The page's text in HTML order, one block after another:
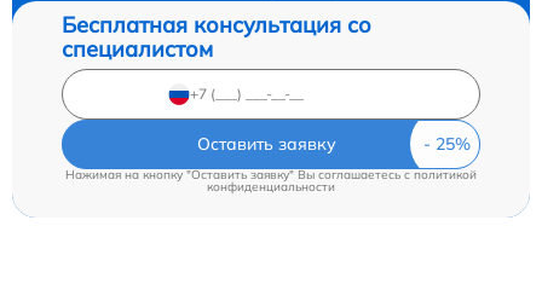
Бесплатная консультация со
специалистом
Оставить заявку
Нажимая на кнопку "Оставить заявку" Вы соглашаетесь cполитикой
конфиденциальности